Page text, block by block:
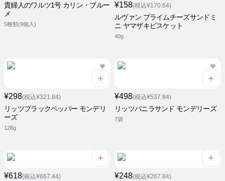
貴婦人のワルツ1号 カリン・ブルー
メ
5種類(9個入)
¥158(税込¥170.64)
ルヴァン プライムチーズサンドミ
ニ ヤマザキビスケット
40g
¥298(税込¥321.84)
リッツブラックペッパー モンデリ
ーズ
128g
¥498(税込¥537.84)
リッツバニラサンド モンデリーズ
7袋
¥618(税込¥667.44) ¥248(税込¥267.84)